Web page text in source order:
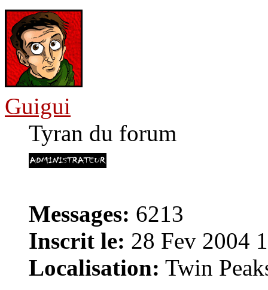
Guigui
Tyran du forum
Messages: 6213
Inscrit le: 28 Fev 2004
Localisation: Twin